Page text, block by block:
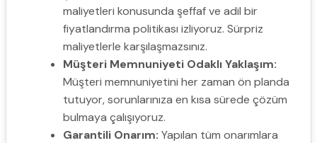
maliyetleri konusunda şeffaf ve adil bir
fiyatlandırma politikası izliyoruz. Sürpriz
maliyetlerle karşılaşmazsınız.
Müşteri Memnuniyeti Odaklı Yaklaşım:
Müşteri memnuniyetini her zaman ön planda
tutuyor, sorunlarınıza en kısa sürede çözüm
bulmaya çalışıyoruz.
Garantili Onarım: Yapılan tüm onarımlara